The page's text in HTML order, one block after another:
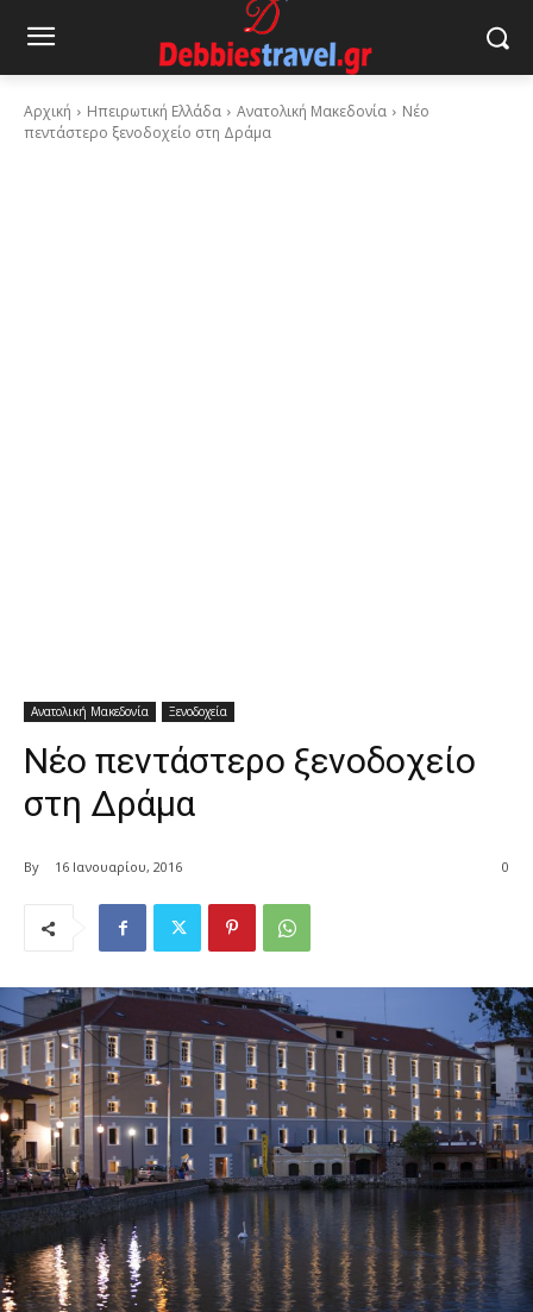
Αρχική Ηπειρωτική Ελλάδα Ανατολική Μακεδονία
Νέο
πεντάστερο ξενοδοχείο στη Δράμα
Ανατολική Μακεδονία Ξενοδοχεία
Νέο πεντάστερο ξενοδοχείο
στη Δράμα
By 16 Ιανουαρίου, 2016 0